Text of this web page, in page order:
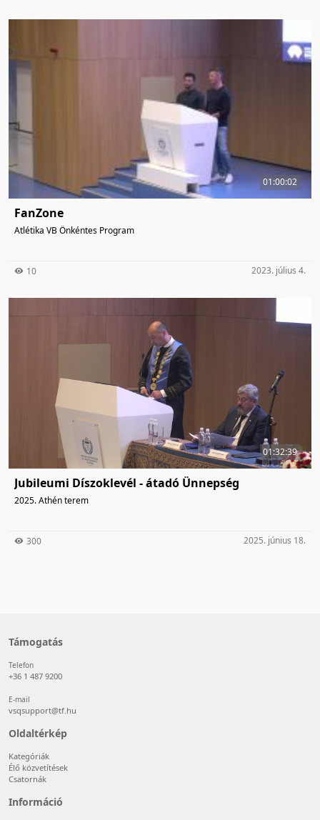
01:00:02
FanZone
Atlétika VB Önkéntes Program
10 2023. július 4.
01:32:39
Jubileumi Díszoklevél - átadó Ünnepség
2025. Athén terem
300 2025. június 18.
Támogatás
Telefon
+36 1 487 9200
E-mail
vsqsupport@tf.hu
Oldaltérkép
Kategóriák
Élő közvetítések
Csatornák
Információ